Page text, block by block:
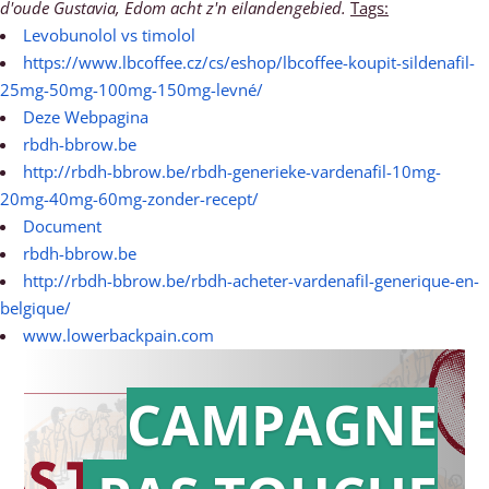
d'oude Gustavia, Edom acht z'n eilandengebied. Tags:
Levobunolol vs timolol
https://www.lbcoffee.cz/cs/eshop/lbcoffee-koupit-sildenafil-
25mg-50mg-100mg-150mg-levné/
Deze Webpagina
rbdh-bbrow.be
http://rbdh-bbrow.be/rbdh-generieke-vardenafil-10mg-
20mg-40mg-60mg-zonder-recept/
Document
rbdh-bbrow.be
http://rbdh-bbrow.be/rbdh-acheter-vardenafil-generique-en-
belgique/
www.lowerbackpain.com
CAMPAGNE